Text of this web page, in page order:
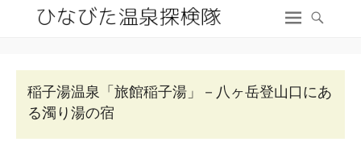
稲子湯温泉「旅館稲子湯」－八ヶ岳登山口にあ
る濁り湯の宿